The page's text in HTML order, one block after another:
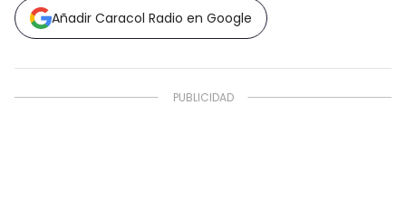
Añadir Caracol Radio en Google